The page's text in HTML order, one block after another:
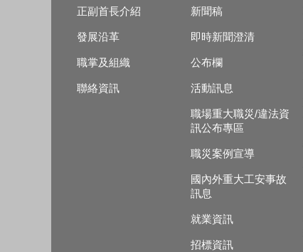
正副首長介紹
發展沿革
職掌及組織
聯絡資訊
新聞稿
即時新聞澄清
公布欄
活動訊息
職場重大職災/違法資
訊公布專區
職災案例宣導
國內外重大工安事故
訊息
就業資訊
招標資訊